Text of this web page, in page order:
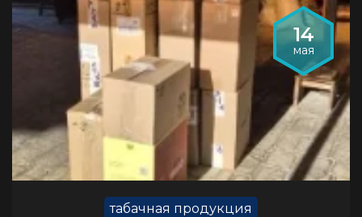
14
мая
табачная продукция